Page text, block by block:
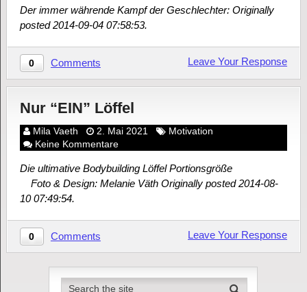
Der immer währende Kampf der Geschlechter: Originally
posted 2014-09-04 07:58:53.
0 Comments Leave Your Response
Nur “EIN” Löffel
Mila Vaeth 2. Mai 2021
Motivation
Keine Kommentare
Die ultimative Bodybuilding Löffel Portionsgröße
Foto & Design: Melanie Väth Originally posted 2014-08-
10 07:49:54.
0 Comments Leave Your Response